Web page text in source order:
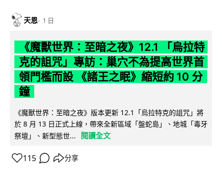
天恩 1 日
《魔獸世界：至暗之夜》12.1 「烏拉特
克的詛咒」專訪：巢穴不為提高世界首
領門檻而設 《諸王之眠》縮短約 10 分
鐘
《魔獸世界：至暗之夜》版本更新 12.1「烏拉特克的詛咒」將
於 8 月 13 日正式上線，帶來全新區域「盤蛇島」、地城「毒牙
祭壇」、新型態世...
閱讀全文
115 分享